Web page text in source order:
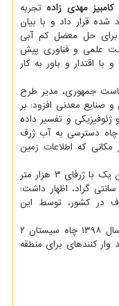
کامبیز مهدی زادهتجربه
شده قرار داد و با بیان
برای حل معضل کم آبی
علمی و فناوری پیش
اقتدار و باور به کار
جمهوری، مدیر طرح
صنایع معدنی افزود: بر
و تفسیر داده
دسترسی به آب ژرف
که اطلاعات زمین
وی ضمن اشاره به حفر چاه اکتشافی سیستان یک با ژرفای ۳ هزار متر
فشار زیاد و دمای ۸۷ درجه سانتی گراد، اظهار داشت:
در کشور، توسط این
مهدی زاده افزود: در دومین گام، در اواخر سال ۱۳۹۸ چاه سیستان ۲
کننده­ای برای منطقه